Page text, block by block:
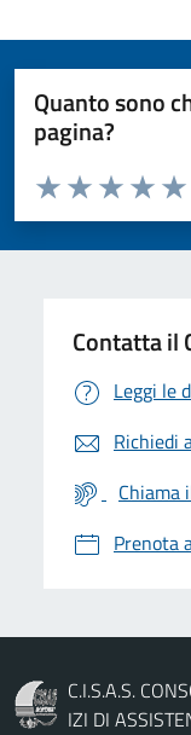
Quanto sono
pagina?
Valuta da 1 a 5 stelle la
Valuta
Valuta 3
Valuta 2 stelle
Valuta 1 stelle su 5
Contatta il
Leggi le
Richiedi
Chiama
Prenota
C.I.S.A.S.
IZI DI